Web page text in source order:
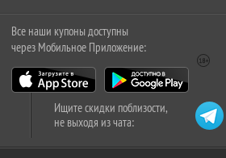
Все наши купоны доступны
через Мобильное Приложение:
Ищите скидки поблизости,
не выходя из чата: